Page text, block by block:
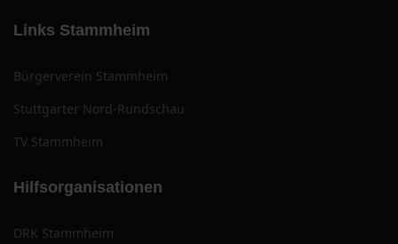
Links Stammheim
Bürgerverein Stammheim
Stuttgarter Nord-Rundschau
TV Stammheim
Hilfsorganisationen
DRK Stammheim